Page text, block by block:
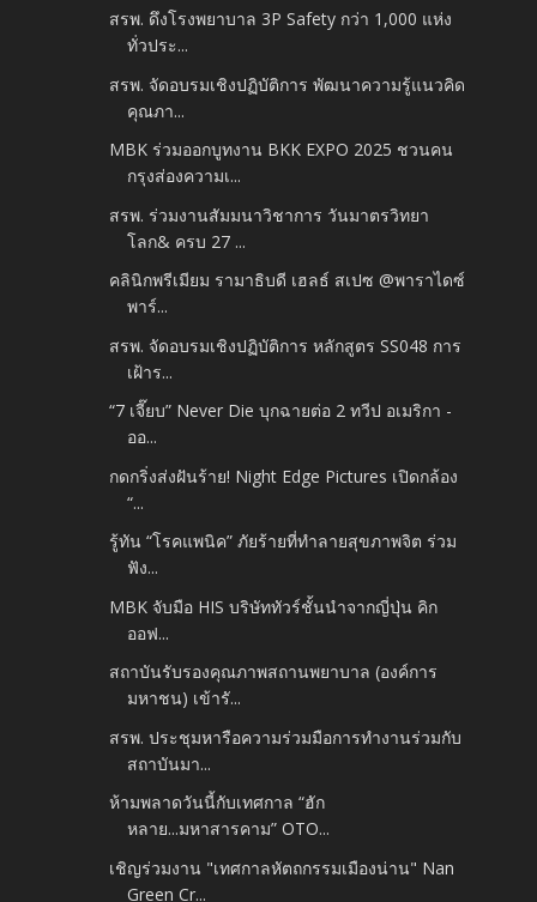
สรพ. ดึงโรงพยาบาล 3P Safety กว่า 1,000 แห่ง
ทั่วประ...
สรพ. จัดอบรมเชิงปฏิบัติการ พัฒนาความรู้แนวคิด
คุณภา...
MBK ร่วมออกบูทงาน BKK EXPO 2025 ชวนคน
กรุงส่องความเ...
สรพ. ร่วมงานสัมมนาวิชาการ วันมาตรวิทยา
โลก& ครบ 27 ...
คลินิกพรีเมียม รามาธิบดี เฮลธ์ สเปซ @พาราไดซ์
พาร์...
สรพ. จัดอบรมเชิงปฏิบัติการ หลักสูตร SS048 การ
เฝ้าร...
“7 เจี๊ยบ” Never Die บุกฉายต่อ 2 ทวีป อเมริกา -
ออ...
กดกริ่งส่งฝันร้าย! Night Edge Pictures เปิดกล้อง
“...
รู้ทัน “โรคแพนิค” ภัยร้ายที่ทำลายสุขภาพจิต ร่วม
ฟัง...
MBK จับมือ HIS บริษัททัวร์ชั้นนำจากญี่ปุ่น คิก
ออฟ...
สถาบันรับรองคุณภาพสถานพยาบาล (องค์การ
มหาชน) เข้ารั...
สรพ. ประชุมหารือความร่วมมือการทำงานร่วมกับ
สถาบันมา...
ห้ามพลาดวันนี้กับเทศกาล “ฮัก
หลาย...มหาสารคาม” OTO...
เชิญร่วมงาน "เทศกาลหัตถกรรมเมืองน่าน" Nan
Green Cr...